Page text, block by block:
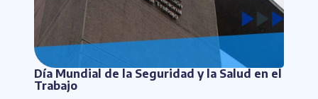
Día Mundial de la Seguridad y la Salud en el
Trabajo